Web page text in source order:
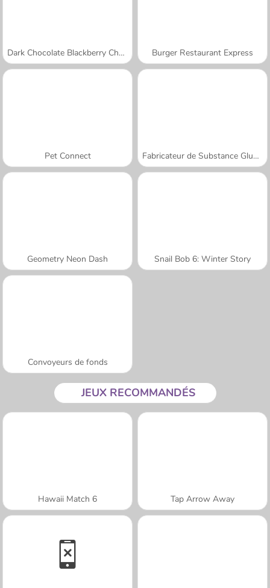
Dark Chocolate Blackberry Cheesecake: Sara's Cooking Class Burger Restaurant Express
Pet Connect Fabricateur de Substance Gluante
Geometry Neon Dash Snail Bob 6: Winter Story
Convoyeurs de fonds
JEUX RECOMMANDÉS
Hawaii Match 6 Tap Arrow Away